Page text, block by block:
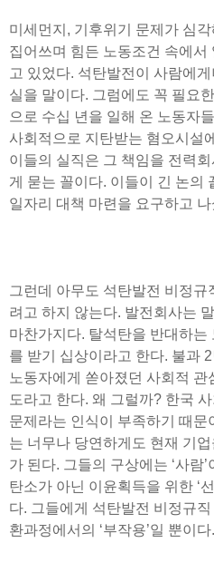
미세먼지, 기후위기 문제가 심
집어쓰며 힘든 노동조건 속에
고 있었다. 석탄발전이 사람에
실을 말이다. 그럼에도 꼭 필요
으로 수십 년을 일해 온 노동자
사회적으로 지탄받는 혐오시설
이들의 실직은 그 책임을 전력
게 묻는 꼴이다. 이들이 긴 논의
일자리 대책 마련을 요구하고 나
그런데 아무도 석탄발전 비정
려고 하지 않는다. 발전회사는
마찬가지다. 탈석탄을 반대하는
를 받기 십상이라고 한다. 불과
노동자에게 쏟아졌던 사회적
도라고 한다. 왜 그럴까? 한국
문제라는 인식이 부족하기 때문
는 너무나 당연하게도 현재 기
가 된다. 그들의 구상에는 ‘사람
탄소가 아닌 이윤획득을 위한 ‘
다. 그들에게 석탄발전 비정규
환과정에서의 ‘부작용’일 뿐이다.